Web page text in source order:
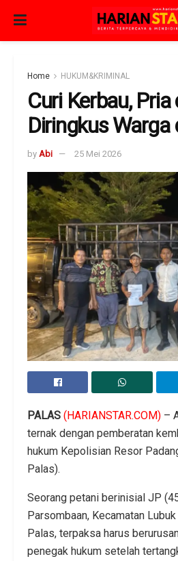
Home HUKUM&KRIMINAL
Curi Kerbau, Pria
Diringkus Warga
by Abi 25 Mei 2026
PALAS (HARIANSTAR.COM) –
ternak dengan pemberatan
hukum Kepolisian Resor
Palas).
Seorang petani berinisial JP
Parsombaan, Kecamatan
Palas, terpaksa harus
penegak hukum setelah